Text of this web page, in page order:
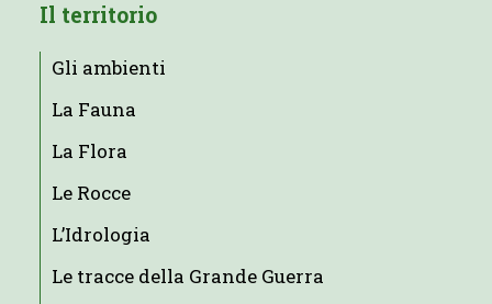
Il territorio
Gli ambienti
La Fauna
La Flora
Le Rocce
L’Idrologia
Le tracce della Grande Guerra